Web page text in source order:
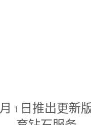
月 1 日推出更新